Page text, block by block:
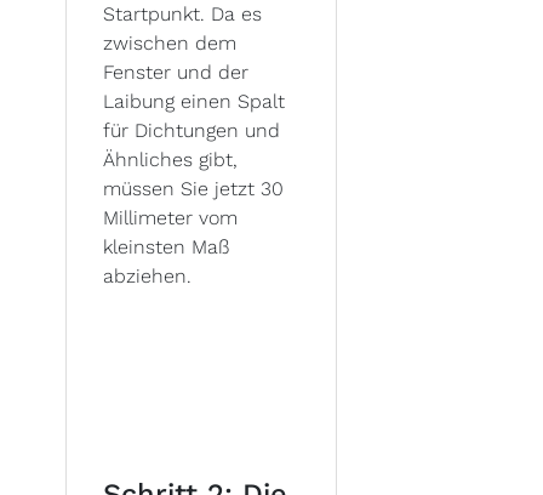
Startpunkt. Da es
zwischen dem
Fenster und der
Laibung einen Spalt
für Dichtungen und
Ähnliches gibt,
müssen Sie jetzt 30
Millimeter vom
kleinsten Maß
abziehen.